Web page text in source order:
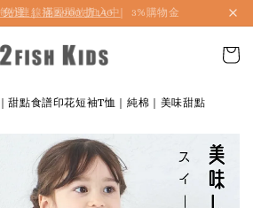
運 ｜ 滿2,900 折140 ｜ 3%購物金
點食譜印花短袖T恤｜純棉｜美味甜點